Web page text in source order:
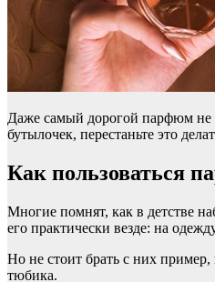
Даже самый дорогой парфюм не
бутылочек, перестаньте это
Как пользоваться
Многие помнят, как в детстве
его практически везде: на
Но не стоит брать с них
тюбика.